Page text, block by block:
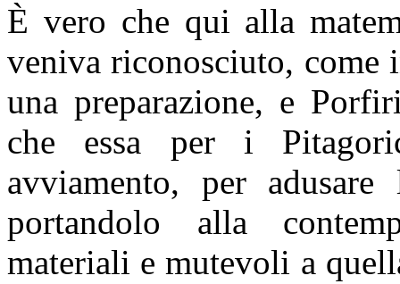
È vero che qui alla
veniva riconosciuto,
una preparazione, e
che essa per i
avviamento, per
portandolo alla
materiali e mutevoli a